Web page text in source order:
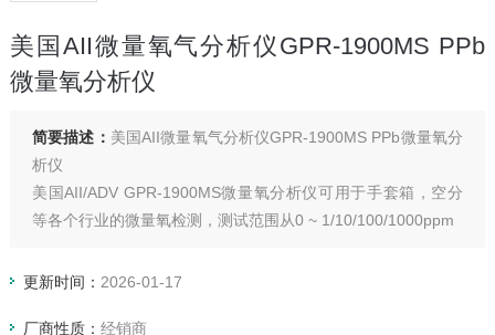
美国AII微量氧气分析仪GPR-1900MS PPb
微量氧分析仪
简要描述： 美国AII微量氧气分析仪GPR-1900MS PPb微量氧分
析仪
美国AII/ADV GPR-1900MS微量氧分析仪可用于手套箱，空分
等各个行业的微量氧检测，测试范围从0 ~ 1/10/100/1000ppm
更新时间： 2026-01-17
厂商性质： 经销商